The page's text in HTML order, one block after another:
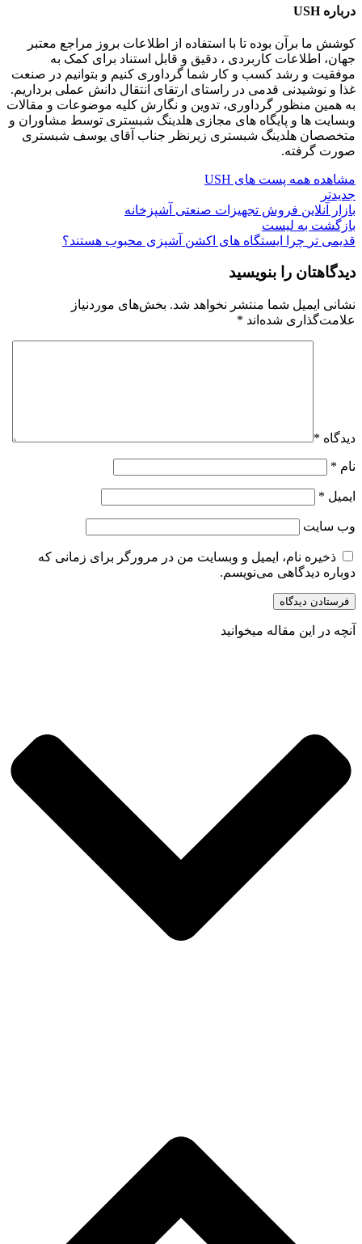
درباره USH
کوشش ما برآن بوده تا با استفاده از اطلاعات بروز مراجع معتبر
جهان، اطلاعات کاربردی ، دقیق و قابل استناد برای کمک به
موفقیت و رشد کسب و کار شما گرداوری کنیم و بتوانیم در صنعت
غذا و نوشیدنی قدمی در راستای ارتقای انتقال دانش عملی برداریم.
به همین منظور گرداوری، تدوین و نگارش کلیه موضوعات و مقالات
وبسایت ها و پایگاه های مجازی هلدینگ شبستری توسط مشاوران و
متخصصان هلدینگ شبستری زیرنظر جناب آقای یوسف شبستری
صورت گرفته.
مشاهده همه پست های USH
جدیدتر
بازار آنلاین فروش تجهیزات صنعتی آشپزخانه
بازگشت به لیست
قدیمی تر چرا ایستگاه های اکشن آشپزی محبوب هستند؟
دیدگاهتان را بنویسید
نشانی ایمیل شما منتشر نخواهد شد. بخش‌های موردنیاز
علامت‌گذاری شده‌اند *
دیدگاه *
نام *
ایمیل *
وب‌ سایت
ذخیره نام، ایمیل و وبسایت من در مرورگر برای زمانی که
دوباره دیدگاهی می‌نویسم.
آنچه در این مقاله میخوانید